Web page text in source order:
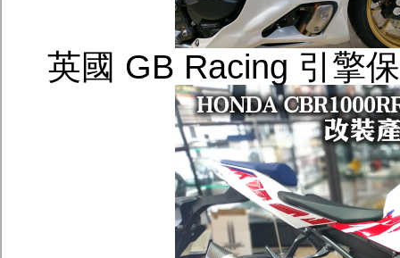
英國 GB Racing 引擎